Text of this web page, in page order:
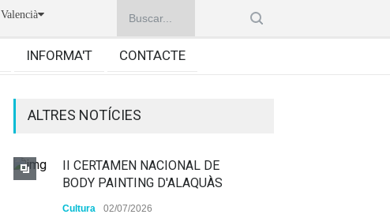
Valencià
INFORMA'T CONTACTE
ALTRES NOTÍCIES
II CERTAMEN NACIONAL DE
BODY PAINTING D'ALAQUÀS
Cultura 02/07/2026